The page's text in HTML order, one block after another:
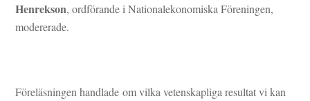
Henrekson, ordförande i Nationalekonomiska Föreningen,
modererade.
Föreläsningen handlade om vilka vetenskapliga resultat vi kan